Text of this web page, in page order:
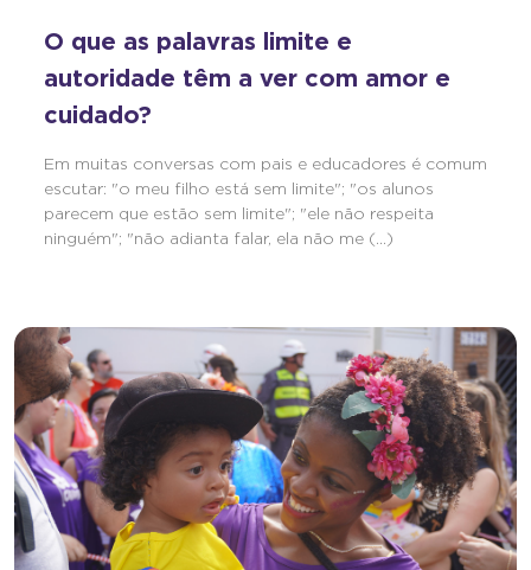
O que as palavras limite e
autoridade têm a ver com amor e
cuidado?
Em muitas conversas com pais e educadores é comum
escutar: "o meu filho está sem limite"; "os alunos
parecem que estão sem limite"; "ele não respeita
ninguém"; "não adianta falar, ela não me (...)